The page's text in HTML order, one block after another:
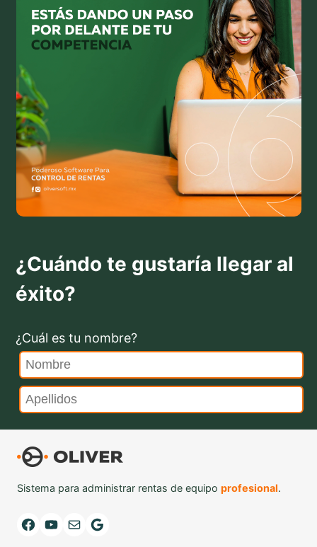
¿Cuándo te gustaría llegar al
éxito?
¿Cuál es tu nombre?
Sistema para administrar rentas de equipo profesional.
Facebook YouTube Mail Google